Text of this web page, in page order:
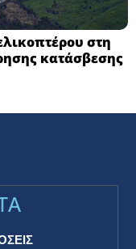
στη
κατάσβεσης